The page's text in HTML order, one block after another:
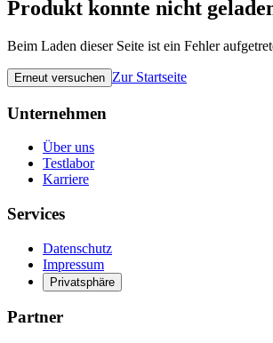
Produkt konnte nicht
Beim Laden dieser Seite ist ein Fehler
Erneut versuchen Zur Startseite
Unternehmen
Über uns
Testlabor
Karriere
Services
Datenschutz
Impressum
Privatsphäre
Partner